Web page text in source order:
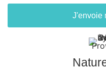
J'envoie